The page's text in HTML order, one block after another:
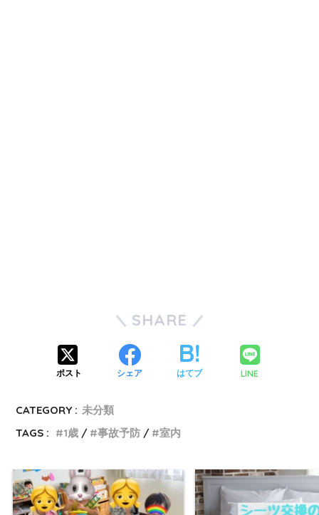
SHARE
ポスト シェア はてブ LINE
CATEGORY : 未分類
TAGS :
1歳 事故予防 室内